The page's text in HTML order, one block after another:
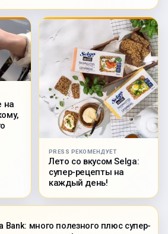
на
PRESS РЕКОМЕНДУЕТ
Лето со вкусом Selga:
супер-рецепты на
каждый день!
Bank: много полезного плюс супер-